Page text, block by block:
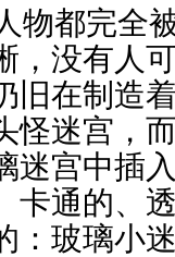
物都完全
，没有人
旧在制造
怪迷宫，
迷宫中插
卡通的、
：玻璃小